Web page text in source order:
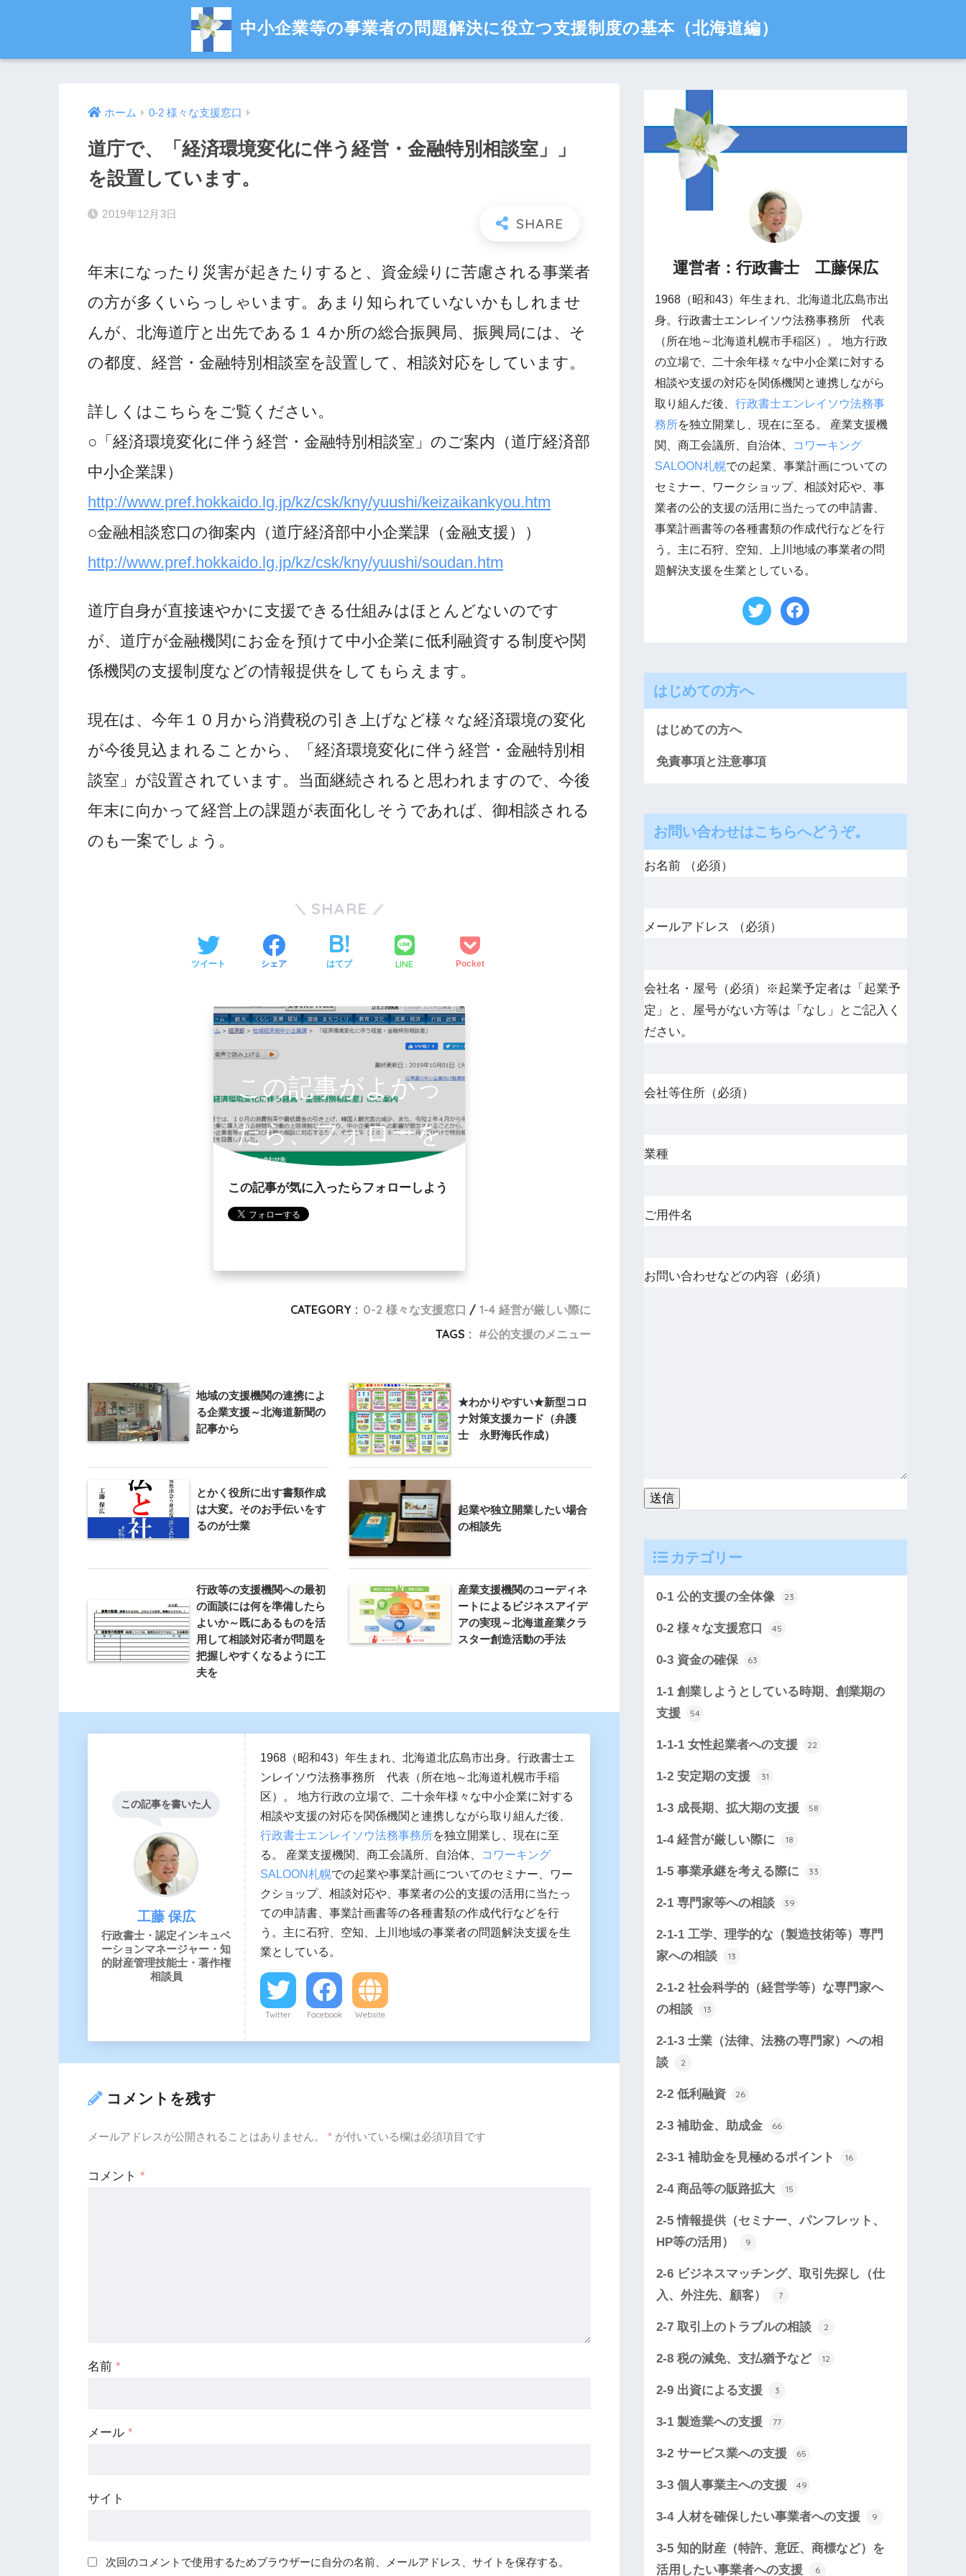
中小企業等の事業者の問題解決に役立つ支援制度の基本（北海道編）
ホーム 0-2 様々な支援窓口
道庁で、「経済環境変化に伴う経営・金融特別相談室」」
を設置しています。
2019年12月3日
年末になったり災害が起きたりすると、資金繰りに苦慮される事業者
の方が多くいらっしゃいます。あまり知られていないかもしれませ
んが、北海道庁と出先である１４か所の総合振興局、振興局には、そ
の都度、経営・金融特別相談室を設置して、相談対応をしています。
詳しくはこちらをご覧ください。
○「経済環境変化に伴う経営・金融特別相談室」のご案内（道庁経済部
中小企業課）
http://www.pref.hokkaido.lg.jp/kz/csk/kny/yuushi/keizaikankyou.htm
○金融相談窓口の御案内（道庁経済部中小企業課（金融支援））
http://www.pref.hokkaido.lg.jp/kz/csk/kny/yuushi/soudan.htm
道庁自身が直接速やかに支援できる仕組みはほとんどないのです
が、道庁が金融機関にお金を預けて中小企業に低利融資する制度や関
係機関の支援制度などの情報提供をしてもらえます。
現在は、今年１０月から消費税の引き上げなど様々な経済環境の変化
が今後見込まれることから、「経済環境変化に伴う経営・金融特別相
談室」が設置されています。当面継続されると思われますので、今後
年末に向かって経営上の課題が表面化しそうであれば、御相談される
のも一案でしょう。
SHARE
ツイート シェア はてブ LINE Pocket
この記事がよかっ
たら、フォローを
お願いします。
この記事が気に入ったらフォローしよう
CATEGORY : 0-2 様々な支援窓口
1-4 経営が厳しい際に
TAGS :
公的支援のメニュー
地域の支援機関の連携によ
る企業支援～北海道新聞の
記事から
★わかりやすい★新型コロ
ナ対策支援カード（弁護
士 永野海氏作成）
とかく役所に出す書類作成
は大変。そのお手伝いをす
るのが士業
起業や独立開業したい場合
の相談先
行政等の支援機関への最初
の面談には何を準備したら
よいか～既にあるものを活
用して相談対応者が問題を
把握しやすくなるように工
夫を
産業支援機関のコーディネ
ートによるビジネスアイデ
アの実現～北海道産業クラ
スター創造活動の手法
この記事を書いた人
工藤 保広
行政書士・認定インキュベ
ーションマネージャー・知
的財産管理技能士・著作権
相談員
1968（昭和43）年生まれ、北海道北広島市出身。行政書士エ
ンレイソウ法務事務所 代表（所在地～北海道札幌市手稲
区）。 地方行政の立場で、二十余年様々な中小企業に対する
相談や支援の対応を関係機関と連携しながら取り組んだ後、
行政書士エンレイソウ法務事務所を独立開業し、現在に至
る。 産業支援機関、商工会議所、自治体、
コワーキング
SALOON札幌での起業や事業計画についてのセミナー、ワー
クショップ、相談対応や、事業者の公的支援の活用に当たっ
ての申請書、事業計画書等の各種書類の作成代行などを行
う。主に石狩、空知、上川地域の事業者の問題解決支援を生
業としている。
Twitter Facebook Website
コメントを残す
メールアドレスが公開されることはありません。 * が付いている欄は必須項目です
コメント *
名前 *
メール *
サイト
次回のコメントで使用するためブラウザーに自分の名前、メールアドレス、サイトを保存する。
運営者：行政書士 工藤保広
1968（昭和43）年生まれ、北海道北広島市出
身。行政書士エンレイソウ法務事務所 代表
（所在地～北海道札幌市手稲区）。 地方行政
の立場で、二十余年様々な中小企業に対する
相談や支援の対応を関係機関と連携しながら
取り組んだ後、行政書士エンレイソウ法務事
務所を独立開業し、現在に至る。 産業支援機
関、商工会議所、自治体、
コワーキング
SALOON札幌での起業、事業計画についての
セミナー、ワークショップ、相談対応や、事
業者の公的支援の活用に当たっての申請書、
事業計画書等の各種書類の作成代行などを行
う。主に石狩、空知、上川地域の事業者の問
題解決支援を生業としている。
はじめての方へ
はじめての方へ
免責事項と注意事項
お問い合わせはこちらへどうぞ。
お名前 （必須）
メールアドレス （必須）
会社名・屋号（必須）※起業予定者は「起業予
定」と、屋号がない方等は「なし」とご記入く
ださい。
会社等住所（必須）
業種
ご用件名
お問い合わせなどの内容（必須）
カテゴリー
0-1 公的支援の全体像 23
0-2 様々な支援窓口 45
0-3 資金の確保 63
1-1 創業しようとしている時期、創業期の
支援
54
1-1-1 女性起業者への支援 22
1-2 安定期の支援 31
1-3 成長期、拡大期の支援 58
1-4 経営が厳しい際に 18
1-5 事業承継を考える際に 33
2-1 専門家等への相談 39
2-1-1 工学、理学的な（製造技術等）専門
家への相談
13
2-1-2 社会科学的（経営学等）な専門家へ
の相談
13
2-1-3 士業（法律、法務の専門家）への相
談
2
2-2 低利融資 26
2-3 補助金、助成金 66
2-3-1 補助金を見極めるポイント 16
2-4 商品等の販路拡大 15
2-5 情報提供（セミナー、パンフレット、
HP等の活用）
9
2-6 ビジネスマッチング、取引先探し（仕
入、外注先、顧客）
7
2-7 取引上のトラブルの相談 2
2-8 税の減免、支払猶予など 12
2-9 出資による支援 3
3-1 製造業への支援 77
3-2 サービス業への支援 65
3-3 個人事業主への支援 49
3-4 人材を確保したい事業者への支援 9
3-5 知的財産（特許、意匠、商標など）を
活用したい事業者への支援
6